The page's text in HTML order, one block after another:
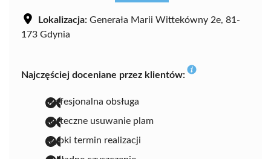
Lokalizacja: Generała Marii Wittekówny 2e, 81-
173 Gdynia
Najczęściej doceniane przez klientów:
profesjonalna obsługa
skuteczne usuwanie plam
szybki termin realizacji